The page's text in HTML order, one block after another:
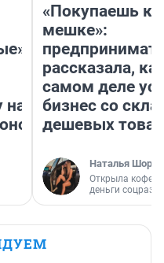
на
«Покупаешь
мешке»:
рассказала,
самом деле
бизнес со
дешевых
Наталья
Открыла
деньги